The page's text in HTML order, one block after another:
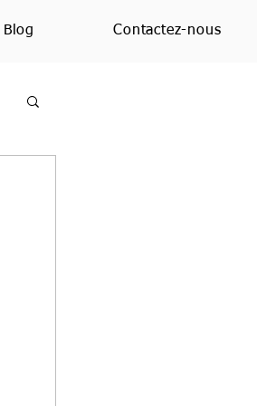
Blog Contactez-nous